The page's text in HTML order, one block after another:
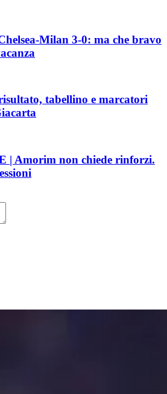
Milan 3-0: ma che bravo
tabellino e marcatori
| Amorim non chiede rinforzi.